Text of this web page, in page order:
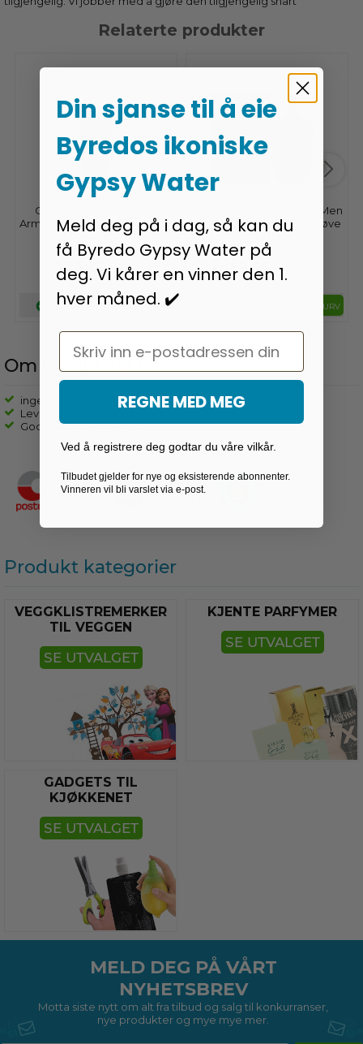
Relaterte produkter
Club De Nuit Intense by
Armaf - Body Mist 248 ml - for
107,95NOK
På lager LEGG I KURV
Sean John Unforgivable Men
- Eau De Parfum - Duftprøve
59,95 NOK
LEGG I KURV
Om Coolpriser.no
ingen toll og avgifter
Levering fra 2-4 dager
Godkjent av e-merket
Produkt kategorier
VEGGKLISTREMERKER
TIL VEGGEN
SE UTVALGET
KJENTE PARFYMER
SE UTVALGET
GADGETS TIL
KJØKKENET
SE UTVALGET
MELD DEG PÅ VÅRT
NYHETSBREV
Motta siste nytt om alt fra tilbud og salg til konkurranser,
nye produkter og mye mye mer.
Din sjanse til å eie
Byredos ikoniske
Gypsy Water
Meld deg på i dag, så kan du
få Byredo Gypsy Water på
deg. Vi kårer en vinner den 1.
hver måned. ✔️
Email
REGNE MED MEG
Ved å registrere deg godtar du våre vilkår.
Tilbudet gjelder for nye og eksisterende abonnenter.
Vinneren vil bli varslet via e-post.